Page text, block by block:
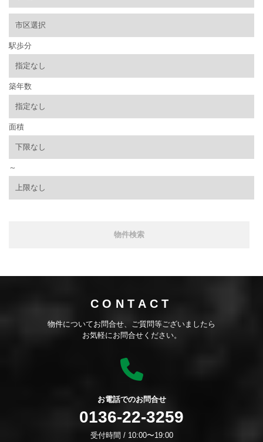
駅歩分
築年数
面積
～
CONTACT
物件についてお問合せ、ご質問等ございましたら
お気軽にお問合せください。
お電話でのお問合せ
0136-22-3259
受付時間 / 10:00〜19:00